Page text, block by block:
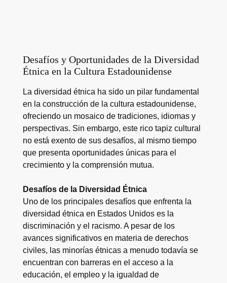
Desafíos y Oportunidades de la Diversidad
Étnica en la Cultura Estadounidense
La diversidad étnica ha sido un pilar fundamental
en la construcción de la cultura estadounidense,
ofreciendo un mosaico de tradiciones, idiomas y
perspectivas. Sin embargo, este rico tapiz cultural
no está exento de sus desafíos, al mismo tiempo
que presenta oportunidades únicas para el
crecimiento y la comprensión mutua.
Desafíos de la Diversidad Étnica
Uno de los principales desafíos que enfrenta la
diversidad étnica en Estados Unidos es la
discriminación y el racismo. A pesar de los
avances significativos en materia de derechos
civiles, las minorías étnicas a menudo todavía se
encuentran con barreras en el acceso a la
educación, el empleo y la igualdad de